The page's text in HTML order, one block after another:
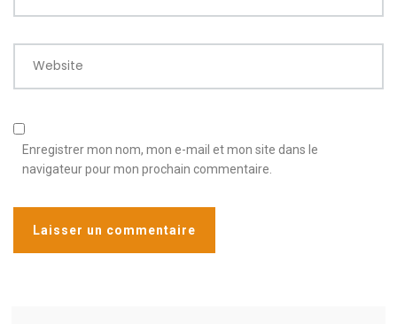
Website
Enregistrer mon nom, mon e-mail et mon site dans le
navigateur pour mon prochain commentaire.